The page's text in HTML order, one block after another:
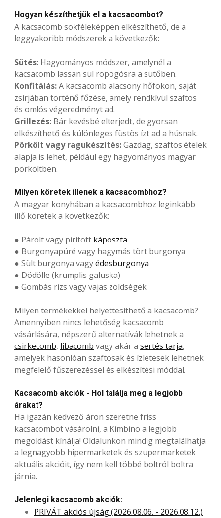
Hogyan készíthetjük el a kacsacombot?
A kacsacomb sokféleképpen elkészíthető, de a
leggyakoribb módszerek a következők:
Sütés: Hagyományos módszer, amelynél a
kacsacomb lassan sül ropogósra a sütőben.
Konfitálás:A kacsacomb alacsony hőfokon, saját
zsírjában történő főzése, amely rendkívül szaftos
és omlós végeredményt ad.
Grillezés: Bár kevésbé elterjedt, de gyorsan
elkészíthető és különleges füstös ízt ad a húsnak.
Pörkölt vagy ragukészítés:Gazdag, szaftos ételek
alapja is lehet, például egy hagyományos magyar
pörköltben.
Milyen köretek illenek a kacsacombhoz?
A magyar konyhában a kacsacombhoz leginkább
illő köretek a következők:
● Párolt vagy pirított káposzta
● Burgonyapüré vagy hagymás tört burgonya
● Sült burgonya vagyédesburgonya
● Dödölle (krumplis galuska)
● Gombás rizs vagy vajas zöldségek
Milyen termékekkel helyettesíthető a kacsacomb?
Amennyiben nincs lehetőség kacsacomb
vásárlására, népszerű alternatívák lehetnek a
csirkecomb, libacomb vagy akár a sertés tarja,
amelyek hasonlóan szaftosak és ízletesek lehetnek
megfelelő fűszerezéssel és elkészítési móddal.
Kacsacomb akciók - Hol találja meg a legjobb
árakat?
Ha igazán kedvező áron szeretne friss
kacsacombot vásárolni, a Kimbino a legjobb
megoldást kínálja! Oldalunkon mindig megtalálhatja
a legnagyobb hipermarketek és szupermarketek
aktuális akcióit, így nem kell többé boltról boltra
járnia.
Jelenlegi kacsacomb akciók:
PRIVÁT akciós újság (2026.08.06. - 2026.08.12.)